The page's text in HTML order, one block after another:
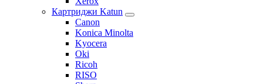
Картриджи Katun
Canon
Konica Minolta
Kyocera
Oki
Ricoh
RISO